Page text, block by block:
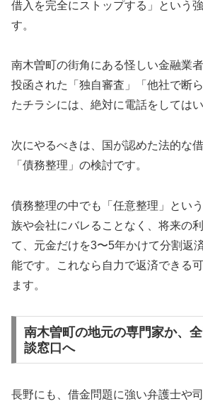
借入を完全にストップする」という
す。
南木曽町の街角にある怪しい金融業
投函された「独自審査」「他社で断
たチラシには、絶対に電話をしてはい
次にやるべきは、国が認めた法的な
「債務整理」の検討です。
債務整理の中でも「任意整理」とい
族や会社にバレることなく、将来の
て、元金だけを3〜5年かけて分割返
能です。これなら自力で返済できる
ます。
南木曽町の地元の専門家か、
談窓口へ
長野にも、借金問題に強い弁護士や